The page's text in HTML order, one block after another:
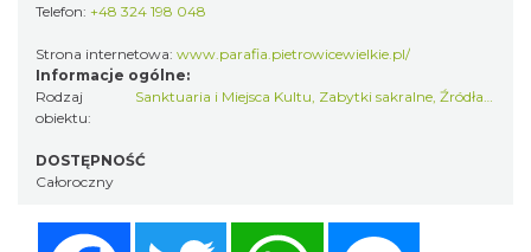
Telefon: +48 324 198 048
Strona internetowa: www.parafia.pietrowicewielkie.pl/
Informacje ogólne:
Rodzaj
obiektu:
Sanktuaria i Miejsca Kultu Zabytki sakralne ,Źródła historii
DOSTĘPNOŚĆ
Całoroczny
Twitter